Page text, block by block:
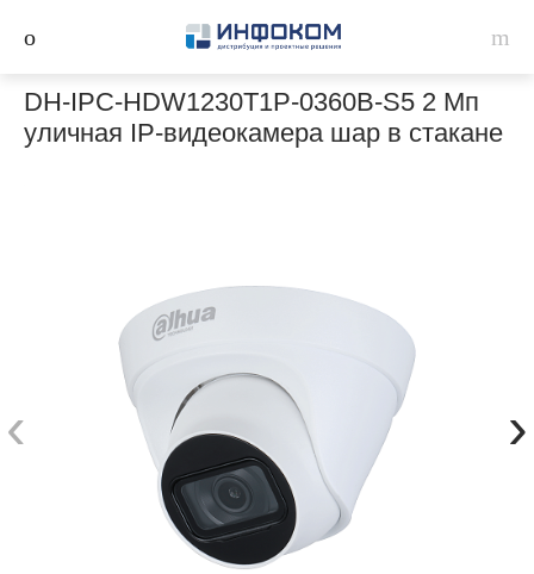
DH-IPC-HDW1230T1P-0360B-S5 2 Мп
уличная IP-видеокамера шар в стакане
‹ ›